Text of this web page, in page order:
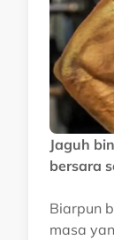
Jaguh
bersara
Biarpun
masa